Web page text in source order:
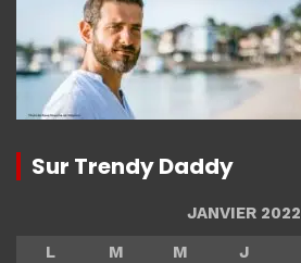
Sur Trendy Daddy
JANVIER 2022
L
M M J